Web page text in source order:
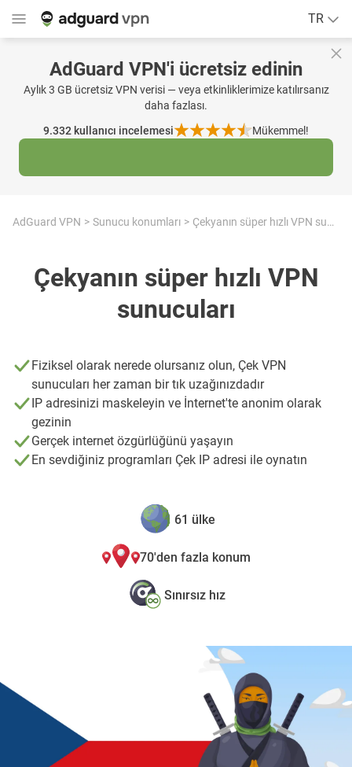
TR
AdGuard VPN'i ücretsiz edinin
Aylık 3 GB ücretsiz VPN verisi — veya etkinliklerimize katılırsanız
daha fazlası.
9.332 kullanıcı incelemesi Mükemmel!
AdGuard VPN Sunucu konumları Çekyanın süper hızlı VPN sunucuları
Çekyanın süper hızlı VPN
sunucuları
Fiziksel olarak nerede olursanız olun, Çek VPN
sunucuları her zaman bir tık uzağınızdadır
IP adresinizi maskeleyin ve İnternet'te anonim olarak
gezinin
Gerçek internet özgürlüğünü yaşayın
En sevdiğiniz programları Çek IP adresi ile oynatın
61 ülke
70'den fazla konum
Sınırsız hız